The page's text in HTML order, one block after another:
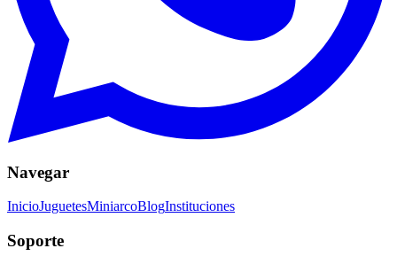
Navegar
InicioJuguetesMiniarcoBlogInstituciones
Soporte